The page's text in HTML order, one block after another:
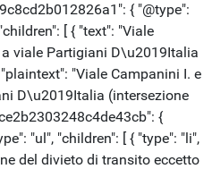
{ "@type":
[ { "text": "Viale
a viale Partigiani D\u2019Italia
"Viale Campanini I. e
D\u2019Italia (intersezione
{
"ul", "children": [ { "type": "li",
del divieto di transito eccetto